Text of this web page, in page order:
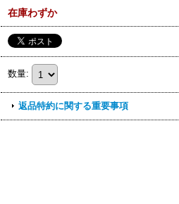
在庫わずか
数量:
返品特約に関する重要事項